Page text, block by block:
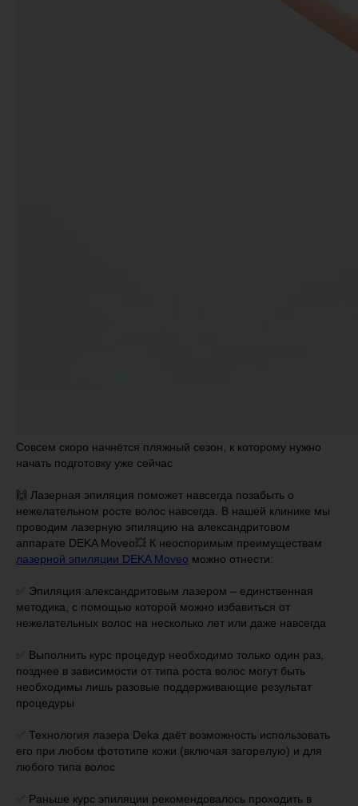
Совсем скоро начнётся пляжный сезон, к которому нужно
начать подготовку уже сейчас
🙌 Лазерная эпиляция поможет навсегда позабыть о
нежелательном росте волос навсегда. В нашей клинике мы
проводим лазерную эпиляцию на александритовом
аппарате DEKA Moveo💥 К неоспоримым преимуществам
лазерной эпиляции DEKA Moveo можно отнести:
✅ Эпиляция александритовым лазером – единственная
методика, с помощью которой можно избавиться от
нежелательных волос на несколько лет или даже навсегда
✅ Выполнить курс процедур необходимо только один раз,
позднее в зависимости от типа роста волос могут быть
необходимы лишь разовые поддерживающие результат
процедуры
✅ Технология лазера Deka даёт возможность использовать
его при любом фототипе кожи (включая загорелую) и для
любого типа волос
✅ Раньше курс эпиляции рекомендовалось проходить в